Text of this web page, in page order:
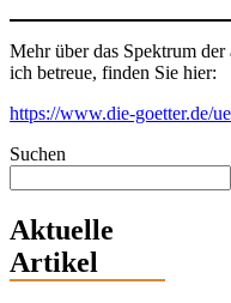
Mehr über das Spektrum der
ich betreue, finden Sie hier:
https://www.die-goetter.de/
Suchen
Aktuelle
Artikel